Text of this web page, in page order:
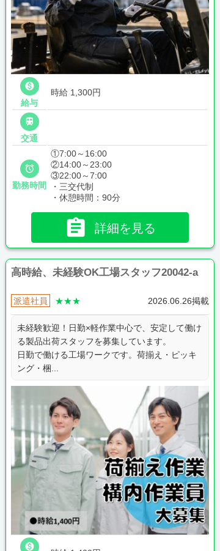

給与
時給 1,300円

交通

勤務時間
①7:00～16:00
②14:00～23:00
③22:00～7:00
・三交代制
・休憩時間：90分
 詳細を見る
高時給、未経験OK工場スタッフ20042-a
派遣社員 ★★★ 2026.06.26掲載
未経験歓迎！日勤×軽作業中心で、安定して働け
る製品出荷スタッフを募集しています。
日勤で働ける工場ワークです。荷揃え・ピッキ
ング・梱...
